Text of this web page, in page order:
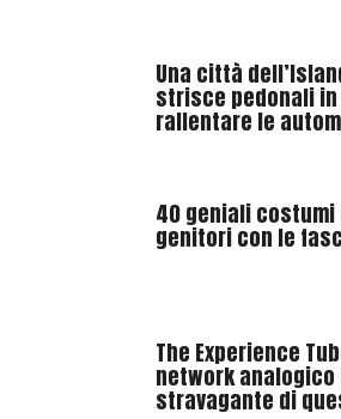
Una città
strisce pedonali in
rallentare le
40 geniali costumi
genitori con le
The Experience
network
stravagante di